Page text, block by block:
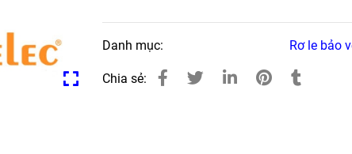
Danh mục: Rơ le bảo
Chia sẻ: